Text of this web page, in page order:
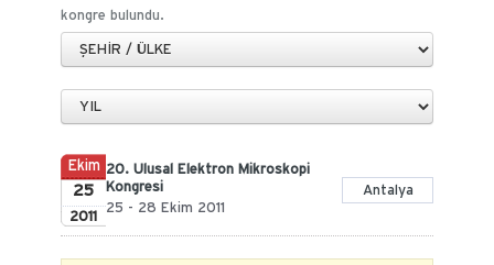
kongre bulundu.
Ekim
25
2011
20. Ulusal Elektron Mikroskopi
Kongresi
25 - 28 Ekim 2011
Antalya